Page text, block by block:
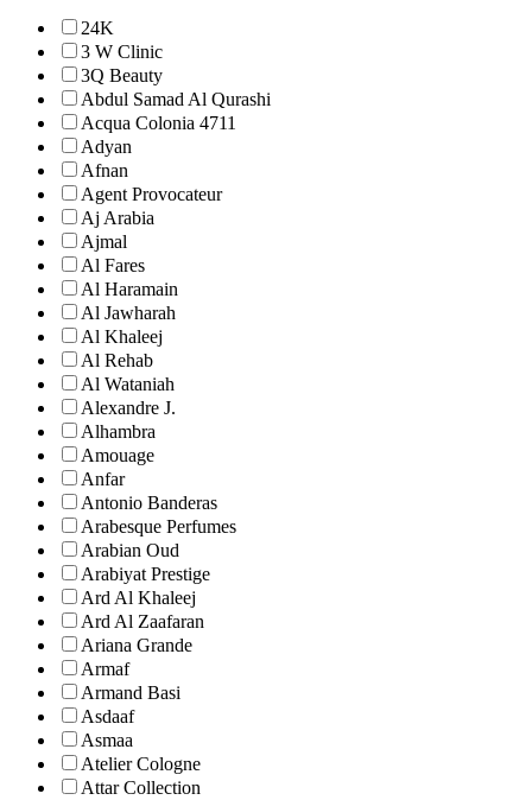
24K
3 W Clinic
3Q Beauty
Abdul Samad Al Qurashi
Acqua Colonia 4711
Adyan
Afnan
Agent Provocateur
Aj Arabia
Ajmal
Al Fares
Al Haramain
Al Jawharah
Al Khaleej
Al Rehab
Al Wataniah
Alexandre J.
Alhambra
Amouage
Anfar
Antonio Banderas
Arabesque Perfumes
Arabian Oud
Arabiyat Prestige
Ard Al Khaleej
Ard Al Zaafaran
Ariana Grande
Armaf
Armand Basi
Asdaaf
Asmaa
Atelier Cologne
Attar Collection